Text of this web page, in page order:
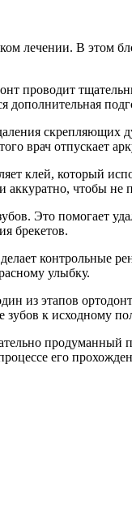
лечении. В этом
проводит
дополнительная
скрепляющих
врач отпускает
клей, который
чтобы не
Это помогает
брекетов.
контрольные
улыбку.
из этапов
зубов к исходному
продуманный
его